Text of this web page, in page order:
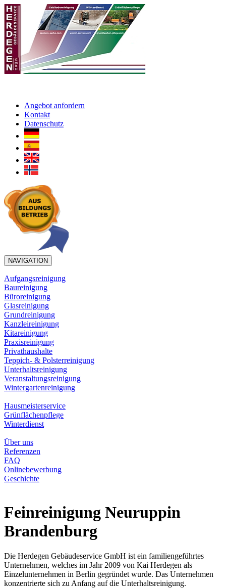
Angebot anfordern
Kontakt
Datenschutz
NAVIGATION
Aufgangsreinigung
Baureinigung
Büroreinigung
Glasreinigung
Grundreinigung
Kanzleireinigung
Kitareinigung
Praxisreinigung
Privathaushalte
Teppich- & Polsterreinigung
Unterhaltsreinigung
Veranstaltungsreinigung
Wintergartenreinigung
Hausmeisterservice
Grünflächenpflege
Winterdienst
Über uns
Referenzen
FAQ
Onlinebewerbung
Geschichte
Feinreinigung Neuruppin
Brandenburg
Die Herdegen Gebäudeservice GmbH ist ein familiengeführtes
Unternehmen, welches im Jahr 2009 von Kai Herdegen als
Einzelunternehmen in Berlin gegründet wurde. Das Unternehmen
konzentrierte sich zu Anfang auf die Unterhaltsreinigung.